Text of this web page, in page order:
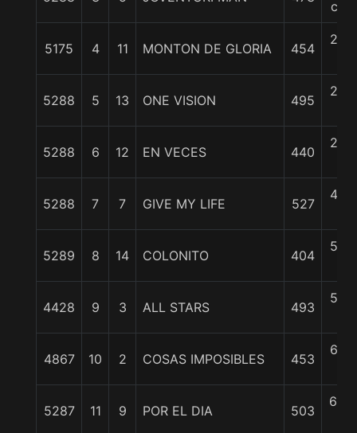
5175 4 11 MONTON DE GLORIA 454
2 1/
5288 5 13 ONE VISION 495
2 1/
5288 6 12 EN VECES 440
2 1/
5288 7 7 GIVE MY LIFE 527
4 1/
5289 8 14 COLONITO 404
5 1/
4428 9 3 ALL STARS 493
5 1/
4867 10 2 COSAS IMPOSIBLES 453
6 1/
5287 11 9 POR EL DIA 503
6 3/